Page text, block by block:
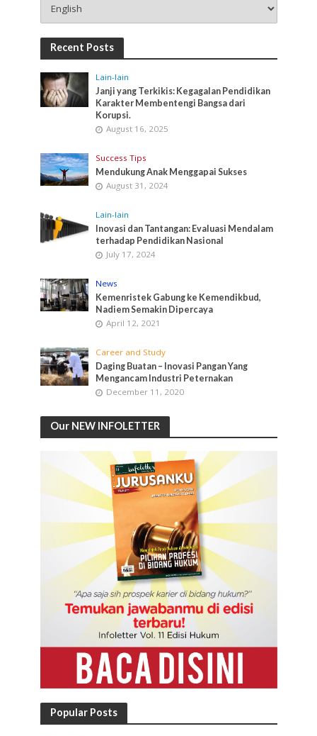
Recent Posts
Lain-lain
Janji yang Terkikis: Kegagalan Pendidikan
Karakter Membentengi Bangsa dari
Korupsi.
August 16, 2025
Success Tips
Mendukung Anak Menggapai Sukses
August 31, 2024
Lain-lain
Inovasi dan Tantangan: Evaluasi Mendalam
terhadap Pendidikan Nasional
July 17, 2024
News
Kemenristek Gabung ke Kemendikbud,
Nadiem Semakin Dipercaya
April 12, 2021
Career and Study
Daging Buatan – Inovasi Pangan Yang
Mengancam Industri Peternakan
December 11, 2020
Our NEW INFOLETTER
Popular Posts